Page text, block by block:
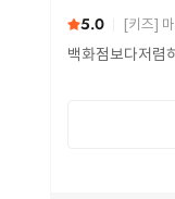
5.0 [키즈]
백화점보다저렴